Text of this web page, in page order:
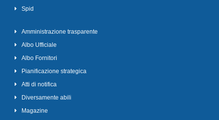
Spid
Amministrazione trasparente
Albo Ufficiale
Albo Fornitori
Pianificazione strategica
Atti di notifica
Diversamente abili
Magazine